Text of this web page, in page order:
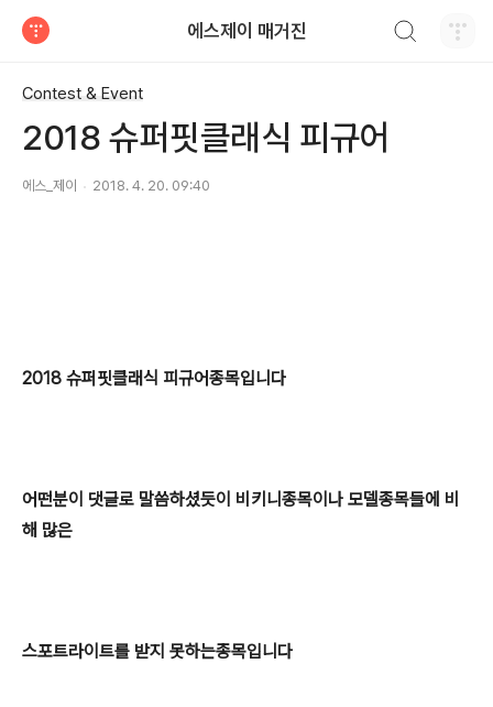
에스제이 매거진
Contest & Event
2018 슈퍼핏클래식 피규어
에스_제이 2018. 4. 20. 09:40
2018 슈퍼핏클래식 피규어종목입니다
어떤분이 댓글로 말씀하셨듯이 비키니종목이나 모델종목들에 비
해 많은
스포트라이트를 받지 못하는종목입니다